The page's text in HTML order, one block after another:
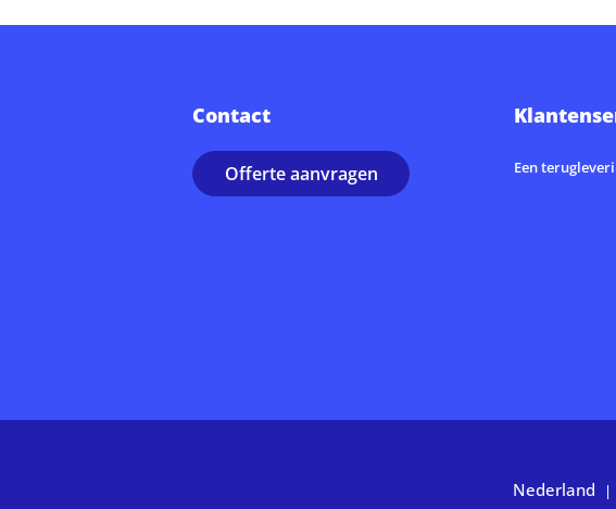
Contact
Offerte aanvragen Een
Nederland |